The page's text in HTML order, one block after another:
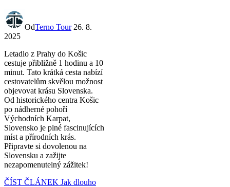
OdTerno Tour 26. 8.
2025
Letadlo z Prahy do Košic
cestuje přibližně 1 hodinu a 10
minut. Tato krátká cesta nabízí
cestovatelům skvělou možnost
objevovat krásu Slovenska.
Od historického centra Košic
po nádherné pohoří
Východních Karpat,
Slovensko je plné fascinujících
míst a přírodních krás.
Připravte si dovolenou na
Slovensku a zažijte
nezapomenutelný zážitek!
ČÍST ČLÁNEK Jak dlouho